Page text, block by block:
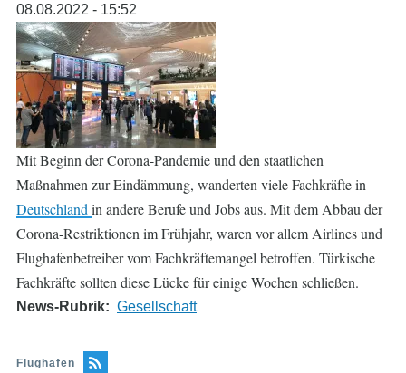
08.08.2022 - 15:52
Mit Beginn der Corona-Pandemie und den staatlichen
Maßnahmen zur Eindämmung, wanderten viele Fachkräfte in
Deutschland in andere Berufe und Jobs aus. Mit dem Abbau der
Corona-Restriktionen im Frühjahr, waren vor allem Airlines und
Flughafenbetreiber vom Fachkräftemangel betroffen. Türkische
Fachkräfte sollten diese Lücke für einige Wochen schließen.
News-Rubrik Gesellschaft
Flughafen